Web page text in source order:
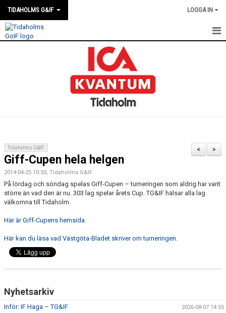
TIDAHOLMS G&IF LOGGA IN
FÖRENINGEN
SOUVENIRER
GAMLA GIFFS TORSDAGSTRÄFFAR
MATCHER
CUPER ARBETSBESKRIVNING
PLANSCHEMA
>
<
Tidaholms G&IF
Giff-Cupen hela helgen
2014-04-25 10:50, Tidaholms G&IF
På lördag och söndag spelas Giff-Cupen – turneringen som aldrig har varit
större än vad den är nu. 303 lag spelar årets Cup. TG&IF hälsar alla lag
välkomna till Tidaholm.
Här är Giff-Cupens hemsida.
Här kan du läsa vad Västgöta-Bladet skriver om turneringen.
Nyhetsarkiv
Inför: IF Haga – TG&IF 2026-08-07 14:55